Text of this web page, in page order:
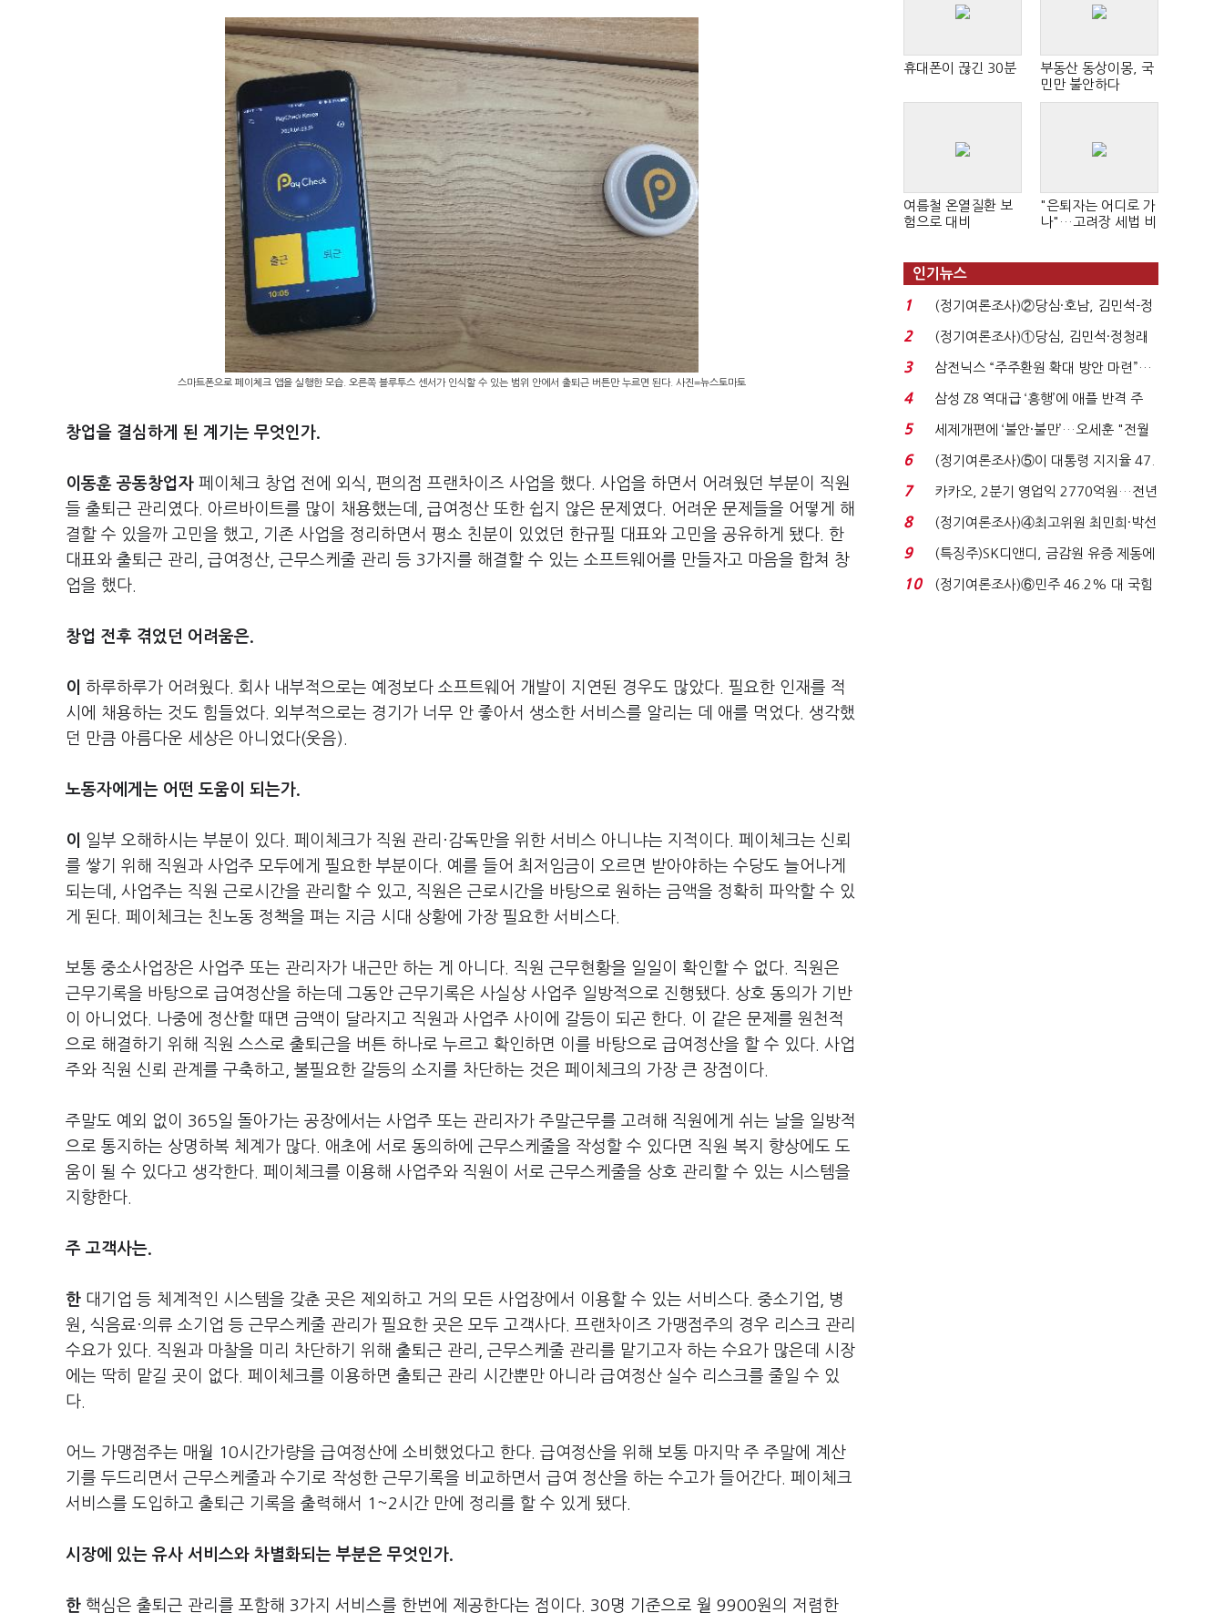
스마트폰으로 페이체크 앱을 실행한 모습. 오른쪽 블루투스 센서가 인식할 수 있는 범위 안에서 출퇴근 버튼만 누르면 된다. 사진=뉴스토마토
창업을 결심하게 된 계기는 무엇인가.
이동훈 공동창업자 페이체크 창업 전에 외식, 편의점 프랜차이즈 사업을 했다. 사업을 하면서 어려웠던 부분이 직원
들 출퇴근 관리였다. 아르바이트를 많이 채용했는데, 급여정산 또한 쉽지 않은 문제였다. 어려운 문제들을 어떻게 해
결할 수 있을까 고민을 했고, 기존 사업을 정리하면서 평소 친분이 있었던 한규필 대표와 고민을 공유하게 됐다. 한
대표와 출퇴근 관리, 급여정산, 근무스케줄 관리 등 3가지를 해결할 수 있는 소프트웨어를 만들자고 마음을 합쳐 창
업을 했다.
창업 전후 겪었던 어려움은.
이
하루하루가 어려웠다. 회사 내부적으로는 예정보다 소프트웨어 개발이 지연된 경우도 많았다. 필요한 인재를 적
시에 채용하는 것도 힘들었다. 외부적으로는 경기가 너무 안 좋아서 생소한 서비스를 알리는 데 애를 먹었다. 생각했
던 만큼 아름다운 세상은 아니었다(웃음).
노동자에게는 어떤 도움이 되는가.
이 일부 오해하시는 부분이 있다. 페이체크가 직원 관리·감독만을 위한 서비스 아니냐는 지적이다. 페이체크는 신뢰
를 쌓기 위해 직원과 사업주 모두에게 필요한 부분이다. 예를 들어 최저임금이 오르면 받아야하는 수당도 늘어나게
되는데, 사업주는 직원 근로시간을 관리할 수 있고, 직원은 근로시간을 바탕으로 원하는 금액을 정확히 파악할 수 있
게 된다. 페이체크는 친노동 정책을 펴는 지금 시대 상황에 가장 필요한 서비스다.
보통 중소사업장은 사업주 또는 관리자가 내근만 하는 게 아니다. 직원 근무현황을 일일이 확인할 수 없다. 직원은
근무기록을 바탕으로 급여정산을 하는데 그동안 근무기록은 사실상 사업주 일방적으로 진행됐다. 상호 동의가 기반
이 아니었다. 나중에 정산할 때면 금액이 달라지고 직원과 사업주 사이에 갈등이 되곤 한다. 이 같은 문제를 원천적
으로 해결하기 위해 직원 스스로 출퇴근을 버튼 하나로 누르고 확인하면 이를 바탕으로 급여정산을 할 수 있다. 사업
주와 직원 신뢰 관계를 구축하고, 불필요한 갈등의 소지를 차단하는 것은 페이체크의 가장 큰 장점이다.
주말도 예외 없이 365일 돌아가는 공장에서는 사업주 또는 관리자가 주말근무를 고려해 직원에게 쉬는 날을 일방적
으로 통지하는 상명하복 체계가 많다. 애초에 서로 동의하에 근무스케줄을 작성할 수 있다면 직원 복지 향상에도 도
움이 될 수 있다고 생각한다. 페이체크를 이용해 사업주와 직원이 서로 근무스케줄을 상호 관리할 수 있는 시스템을
지향한다.
주 고객사는.
한 대기업 등 체계적인 시스템을 갖춘 곳은 제외하고 거의 모든 사업장에서 이용할 수 있는 서비스다. 중소기업, 병
원, 식음료·의류 소기업 등 근무스케줄 관리가 필요한 곳은 모두 고객사다. 프랜차이즈 가맹점주의 경우 리스크 관리
수요가 있다. 직원과 마찰을 미리 차단하기 위해 출퇴근 관리, 근무스케줄 관리를 맡기고자 하는 수요가 많은데 시장
에는 딱히 맡길 곳이 없다. 페이체크를 이용하면 출퇴근 관리 시간뿐만 아니라 급여정산 실수 리스크를 줄일 수 있
다.
어느 가맹점주는 매월 10시간가량을 급여정산에 소비했었다고 한다. 급여정산을 위해 보통 마지막 주 주말에 계산
기를 두드리면서 근무스케줄과 수기로 작성한 근무기록을 비교하면서 급여 정산을 하는 수고가 들어간다. 페이체크
서비스를 도입하고 출퇴근 기록을 출력해서 1~2시간 만에 정리를 할 수 있게 됐다.
시장에 있는 유사 서비스와 차별화되는 부분은 무엇인가.
한 핵심은 출퇴근 관리를 포함해 3가지 서비스를 한번에 제공한다는 점이다. 30명 기준으로 월 9900원의 저렴한
휴대폰이 끊긴 30분
부동산 동상이몽, 국
민만 불안하다
여름철 온열질환 보
험으로 대비
"은퇴자는 어디로 가
나"…고려장 세법 비
인기뉴스
1
(정기여론조사)②당심·호남, 김민석-정
청래 '초접전'...
2
(정기여론조사)①당심, 김민석·정청래
'초접전'…대통령 ...
3
삼전닉스 “주주환원 확대 방안 마련”…
로이터에 성명...
4
삼성 Z8 역대급 ‘흥행’에 애플 반격 주
목…9월 ‘폴...
5
세제개편에 ‘불안·불만’…오세훈 "전월
세 구하기 더 ...
6
(정기여론조사)⑤이 대통령 지지율 47.
7%…일주일 만에 ...
7
카카오, 2분기 영업익 2770억원…전년
비 36% 증가...
8
(정기여론조사)④최고위원 최민희·박선
원 '양강'…서미...
9
(특징주)SK디앤디, 금감원 유증 제동에
장 초반 상한가...
10
(정기여론조사)⑥민주 46.2% 대 국힘